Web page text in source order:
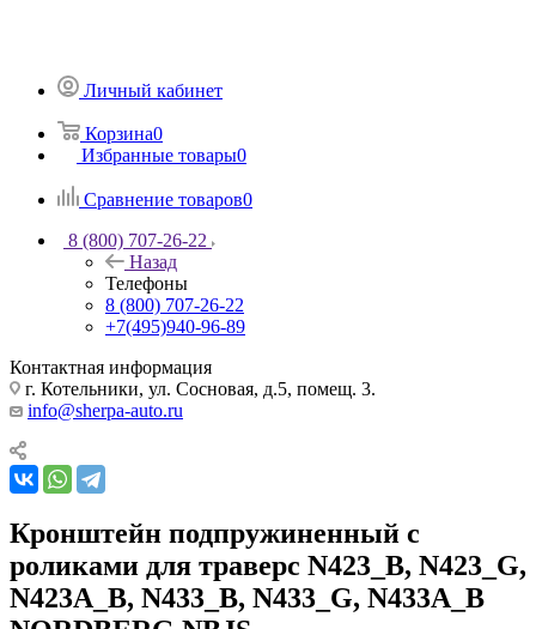
Личный кабинет
Корзина0
Избранные товары0
Сравнение товаров0
8 (800) 707-26-22
Назад
Телефоны
8 (800) 707-26-22
+7(495)940-96-89
Контактная информация
г. Котельники, ул. Сосновая, д.5, помещ. 3.
info@sherpa-auto.ru
Кронштейн подпружиненный с
роликами для траверс N423_B, N423_G,
N423A_B, N433_B, N433_G, N433A_B